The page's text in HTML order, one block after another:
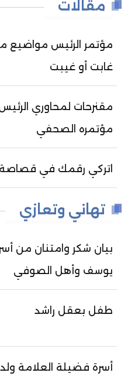
مقالات
مؤتمر الرئيس مواضيع
غابت أو غيبت
مقنرحات لمحاوري
مؤتمره الصحفي
اتركي رقمك في
تهاني وتعازي
بيان شكر وامتنان من
يوسف وأهل الصوفي
طفل بعقل راشد
أسرة فضيلة العلامة